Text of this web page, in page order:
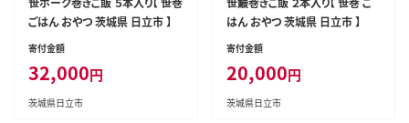
ごはん おやつ 茨城県 日立市 】
寄付金額
32,000円
茨城県日立市
はん おやつ 茨城県 日立市 】
寄付金額
20,000円
茨城県日立市